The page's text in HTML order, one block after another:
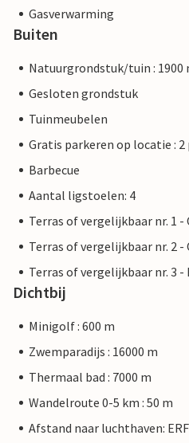
Gasverwarming
Buiten
Natuurgrondstuk/tuin : 1900
Gesloten grondstuk
Tuinmeubelen
Gratis parkeren op locatie :
Barbecue
Aantal ligstoelen: 4
Terras of vergelijkbaar nr. 1 -
Terras of vergelijkbaar nr. 2
Terras of vergelijkbaar nr. 3 -
Dichtbij
Minigolf : 600 m
Zwemparadijs : 16000 m
Thermaal bad : 7000 m
Wandelroute 0-5 km : 50 m
Afstand naar luchthaven: